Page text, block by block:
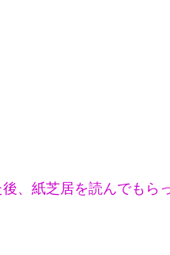
、紙芝居を読んでもら